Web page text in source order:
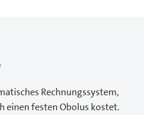
Rechnungssystem,
einen festen Obolus kostet.